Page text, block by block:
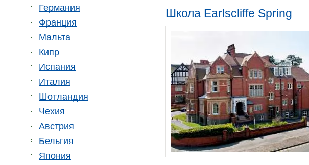
Германия
Франция
Мальта
Кипр
Испания
Италия
Шотландия
Чехия
Австрия
Бельгия
Япония
Школа Earlscliffe Spring